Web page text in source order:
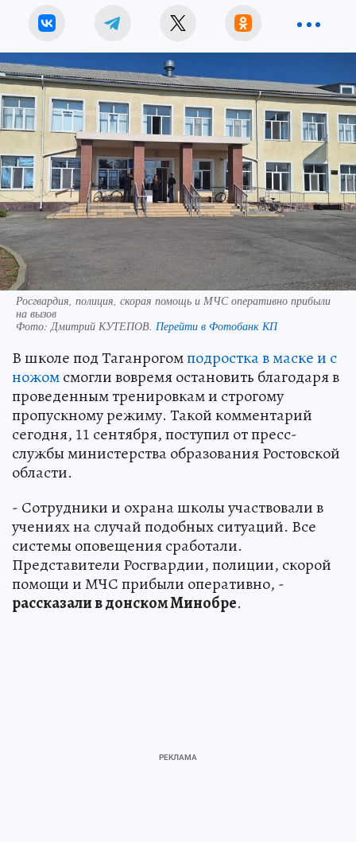
Росгвардия, полиция, скорая помощь и МЧС оперативно прибыли
на вызов
Фото:Дмитрий КУТЕПОВ. Перейти в Фотобанк КП
В школе под Таганрогомподростка в маске и с
ножомсмогли вовремя остановить благодаря в
проведенным тренировкам и строгому
пропускному режиму. Такой комментарий
сегодня, 11 сентября, поступил от пресс-
службы министерства образования Ростовской
области.
- Сотрудники и охрана школы участвовали в
учениях на случай подобных ситуаций. Все
системы оповещения сработали.
Представители Росгвардии, полиции, скорой
помощи и МЧС прибыли оперативно, -
рассказали в донском Минобре.